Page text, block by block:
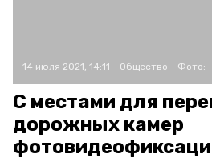
14 июля 2021, 14:11 Общество Фото:
С местами для
дорожных камер